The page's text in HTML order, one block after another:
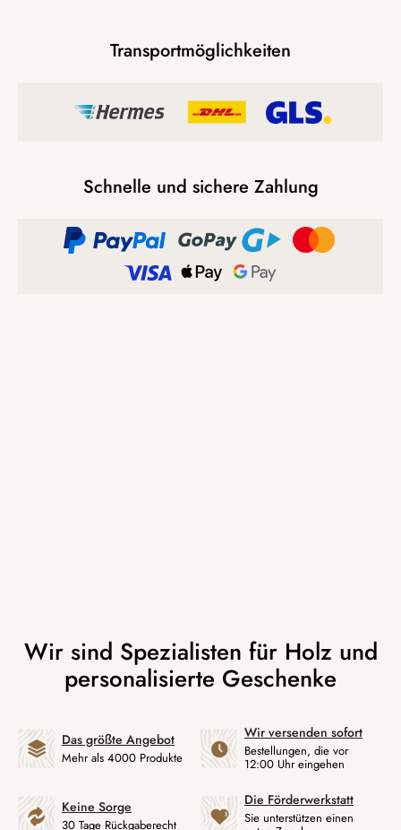
Transportmöglichkeiten
Schnelle und sichere Zahlung
Das größte Angebot
Mehr als 4000 Produkte
Wir versenden sofort
Bestellungen, die vor
12:00 Uhr eingehen
Keine Sorge
30 Tage Rückgaberecht
Die Förderwerkstatt
Sie unterstützen einen